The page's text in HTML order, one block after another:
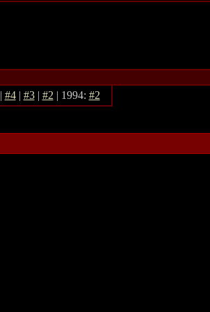
#4| #3| #2 | 1994: #2